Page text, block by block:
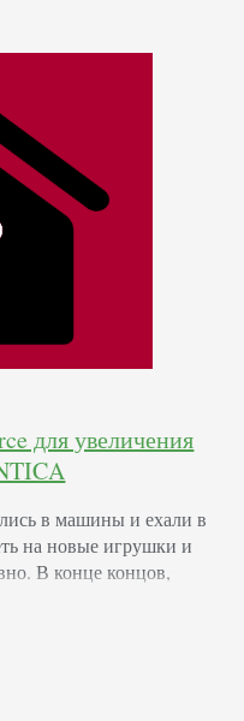
для увеличения
в машины и ехали в
на новые игрушки и
В конце концов,
основной доход от
исключительно